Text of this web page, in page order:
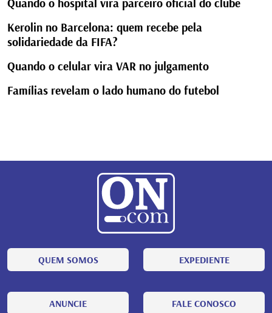
Quando o hospital vira parceiro oficial do clube
Kerolin no Barcelona: quem recebe pela
solidariedade da FIFA?
Quando o celular vira VAR no julgamento
Famílias revelam o lado humano do futebol
QUEM SOMOS EXPEDIENTE
ANUNCIE FALE CONOSCO